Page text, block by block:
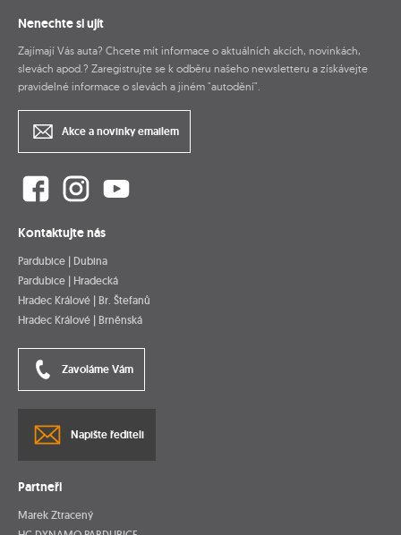
Nenechte si ujít
Zajímají Vás auta? Chcete mít informace o aktuálních akcích, novinkách,
slevách apod.? Zaregistrujte se k odběru našeho newsletteru a získávejte
pravidelné informace o slevách a jiném "autodění".
Akce a novinky emailem
Kontaktujte nás
Pardubice | Dubina
Pardubice | Hradecká
Hradec Králové | Br. Štefanů
Hradec Králové | Brněnská
Zavoláme Vám
Napište řediteli
Partneři
Marek Ztracený